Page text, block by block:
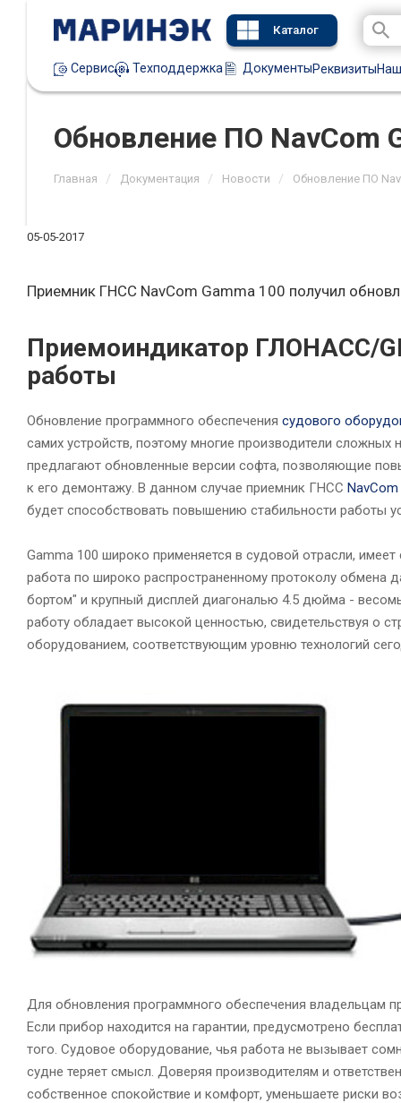
Каталог
Сервис Техподдержка ДокументыРеквизиты
Обновление ПО NavCom
Главная / Документация / Новости / Обновление ПО
05-05-2017
Приемник ГНСС NavCom Gamma 100 получил
Приемоиндикатор ГЛОНАСС/
работы
Обновление программного обеспечения судового
самих устройств, поэтому многие производители сложных
предлагают обновленные версии софта, позволяющие
к его демонтажу. В данном случае приемник ГНСС
будет способствовать повышению стабильности работы
Gamma 100 широко применяется в судовой отрасли,
работа по широко распространенному протоколу обмена
бортом" и крупный дисплей диагональю 4.5 дюйма -
работу обладает высокой ценностью, свидетельствуя о
оборудованием, соответствующим уровню технологий
Для обновления программного обеспечения владельцам
Если прибор находится на гарантии, предусмотрено
того. Судовое оборудование, чья работа не вызывает
судне теряет смысл. Доверяя производителям и
собственное спокойствие и комфорт, уменьшаете риски